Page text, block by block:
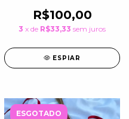
R$100,00
3 x de R$33,33 sem juros
ESPIAR
ESGOTADO